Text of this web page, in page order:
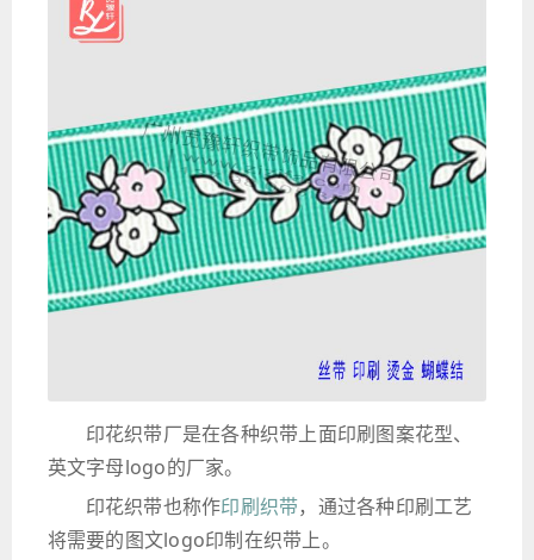
印花织带厂是在各种织带上面印刷图案花型、
英文字母logo的厂家。
印花织带也称作印刷织带，通过各种印刷工艺
将需要的图文logo印制在织带上。